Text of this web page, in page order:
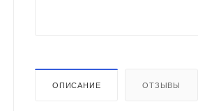
ОПИСАНИЕ ОТЗЫВЫ